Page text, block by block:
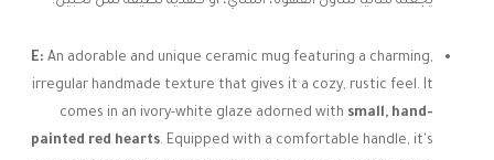
E: An adorable and unique ceramic mug featuring a charming,
irregular handmade texture that gives it a cozy, rustic feel. It
comes in an ivory-white glaze adorned with small, hand-
painted red hearts. Equipped with a comfortable handle, it's